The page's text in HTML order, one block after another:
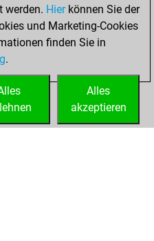
4, 2020
werden. Hierkönnen Sie der
und Marketing-Cookies
finden Sie in
.
Alles
akzeptieren